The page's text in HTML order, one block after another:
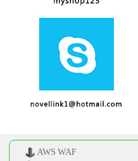
AWS WAF